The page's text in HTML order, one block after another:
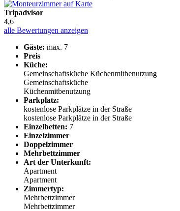
Tripadvisor
4,6
alle Bewertungen anzeigen
Gäste: max. 7
Preis
Küche:
Gemeinschaftsküche Küchenmitbenutzung
Gemeinschaftsküche
Küchenmitbenutzung
Parkplatz:
kostenlose Parkplätze in der Straße
kostenlose Parkplätze in der Straße
Einzelbetten: 7
Einzelzimmer
Doppelzimmer
Mehrbettzimmer
Art der Unterkunft:
Apartment
Apartment
Zimmertyp:
Mehrbettzimmer
Mehrbettzimmer